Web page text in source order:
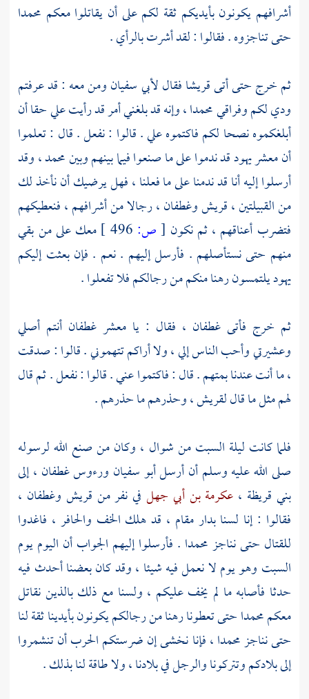
أشرافهم يكونون بأيديكم ثقة لكم على أن يقاتلوا معكم محمدا
حتى تناجزوه . فقالوا : لقد أشرت بالرأي .
ثم خرج حتى أتىقريشافقاللأبي سفيانومن معه : قد عرفتم
ودي لكم وفراقيمحمدا ،وإنه قد بلغني أمر قد رأيت علي حقا أن
أبلغكموه نصحا لكم فاكتموه علي . قالوا : نفعل . قال : تعلموا
أن معشر يهود قد ندموا على ما صنعوا فيما بينهم وبينمحمد ،وقد
أرسلوا إليه أنا قد ندمنا على ما فعلنا ، فهل يرضيك أن نأخذ لك
من القبيلتين ،قريشوغطفان ،رجالا من أشرافهم ، فنعطيكهم
فتضرب أعناقهم ، ثم نكون [ص:
معك على من بقي
منهم حتى نستأصلهم . فأرسل إليهم . نعم . فإن بعثت إليكم
يهود يلتمسون رهنا منكم من رجالكم فلا تفعلوا .
ثم خرج فأتىغطفان ، فقال : يا معشر غطفان أنتم أصلي
وعشيرتي وأحب الناس إلي ، ولا أراكم تتهموني . قالوا : صدقت
، ما أنت عندنا بمتهم . قال : فاكتموا عني . قالوا : نفعل . ثم قال
لهم مثل ما قاللقريش ،وحذرهم ما حذرهم .
فلما كانت ليلة السبت من شوال ، وكان من صنع الله لرسوله
صلى الله عليه وسلم أن أرسلأبو سفيان ورءوسغطفان ،إلى
بني قريظة ، عكرمة بن أبي جهل في نفر من قريش وغطفان ،
فقالوا : إنا لسنا بدار مقام ، قد هلك الخف والحافر ، فاغدوا
للقتال حتى نناجزمحمدا . فأرسلوا إليهم الجواب أن اليوم يوم
السبت وهو يوم لا نعمل فيه شيئا ، وقد كان بعضنا أحدث فيه
حدثا فأصابه ما لم يخف عليكم ، ولسنا مع ذلك بالذين نقاتل
معكممحمداحتى تعطونا رهنا من رجالكم يكونون بأيدينا ثقة لنا
حتى نناجزمحمدا ،فإنا نخشى إن ضرستكم الحرب أن تنشمروا
إلى بلادكم وتتركونا والرجل في بلادنا ، ولا طاقة لنا بذلك .